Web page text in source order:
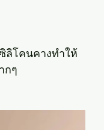
ลิโคนคางทำให้
กๆ